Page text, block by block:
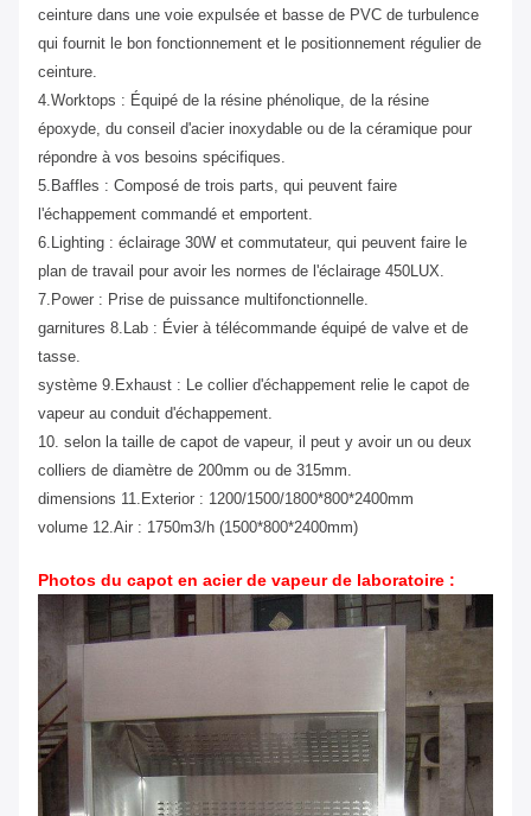
ceinture dans une voie expulsée et basse de PVC de turbulence
qui fournit le bon fonctionnement et le positionnement régulier de
ceinture.
4.Worktops : Équipé de la résine phénolique, de la résine
époxyde, du conseil d'acier inoxydable ou de la céramique pour
répondre à vos besoins spécifiques.
5.Baffles : Composé de trois parts, qui peuvent faire
l'échappement commandé et emportent.
6.Lighting : éclairage 30W et commutateur, qui peuvent faire le
plan de travail pour avoir les normes de l'éclairage 450LUX.
7.Power : Prise de puissance multifonctionnelle.
garnitures 8.Lab : Évier à télécommande équipé de valve et de
tasse.
système 9.Exhaust : Le collier d'échappement relie le capot de
vapeur au conduit d'échappement.
10. selon la taille de capot de vapeur, il peut y avoir un ou deux
colliers de diamètre de 200mm ou de 315mm.
dimensions 11.Exterior : 1200/1500/1800*800*2400mm
volume 12.Air : 1750m3/h (1500*800*2400mm)
Photos du capot en acier de vapeur de laboratoire :